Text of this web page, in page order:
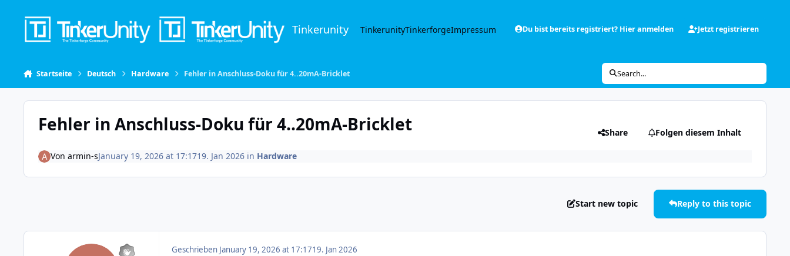
Tinkerunity TinkerunityTinkerforgeImpressum Du bist bereits registriert? Hier anmelden Jetzt registrieren
Startseite Deutsch Hardware Fehler in Anschluss-Doku für 4..20mA-Bricklet Search...
Fehler in Anschluss-Doku für 4..20mA-Bricklet Share Folgen diesem Inhalt
Von armin-sJanuary 19, 2026 at 17:1719. Jan 2026in Hardware
Start new topic Reply to this topic
Geschrieben January 19, 2026 at 17:1719. Jan 2026